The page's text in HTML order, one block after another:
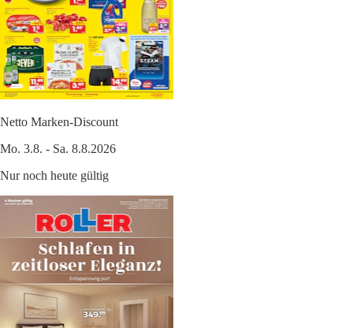
Netto Marken-Discount
Mo. 3.8. - Sa. 8.8.2026
Nur noch heute gültig